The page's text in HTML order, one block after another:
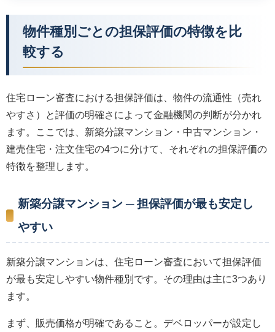
物件種別ごとの担保評価の特徴を比
較する
住宅ローン審査における担保評価は、物件の流通性（売れ
やすさ）と評価の明確さによって金融機関の判断が分かれ
ます。ここでは、新築分譲マンション・中古マンション・
建売住宅・注文住宅の4つに分けて、それぞれの担保評価の
特徴を整理します。
新築分譲マンション ─ 担保評価が最も安定し
やすい
新築分譲マンションは、住宅ローン審査において担保評価
が最も安定しやすい物件種別です。その理由は主に3つあり
ます。
まず、販売価格が明確であること。デベロッパーが設定し